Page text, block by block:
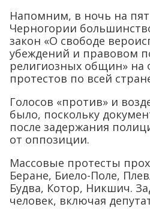
Напомним, в ночь на
Черногории
закон «О свободе
убеждений и правовом
религиозных общин» на
протестов по всей
Голосов «против» и
было, поскольку
после задержания
от оппозиции.
Массовые протесты
Беране, Биело-Поле,
Будва, Котор, Никшич.
человек, включая